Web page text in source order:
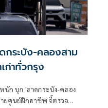
กระบัง-คลองสาม
ก่าทั่วกรุง
นัก บุก 'ลาดกระบัง-คลอง
ยศูนย์ฝึกอาชีพ จี้ตรวจ